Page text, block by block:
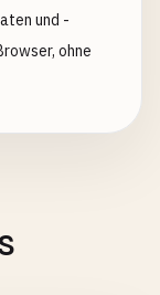
und -
ohne